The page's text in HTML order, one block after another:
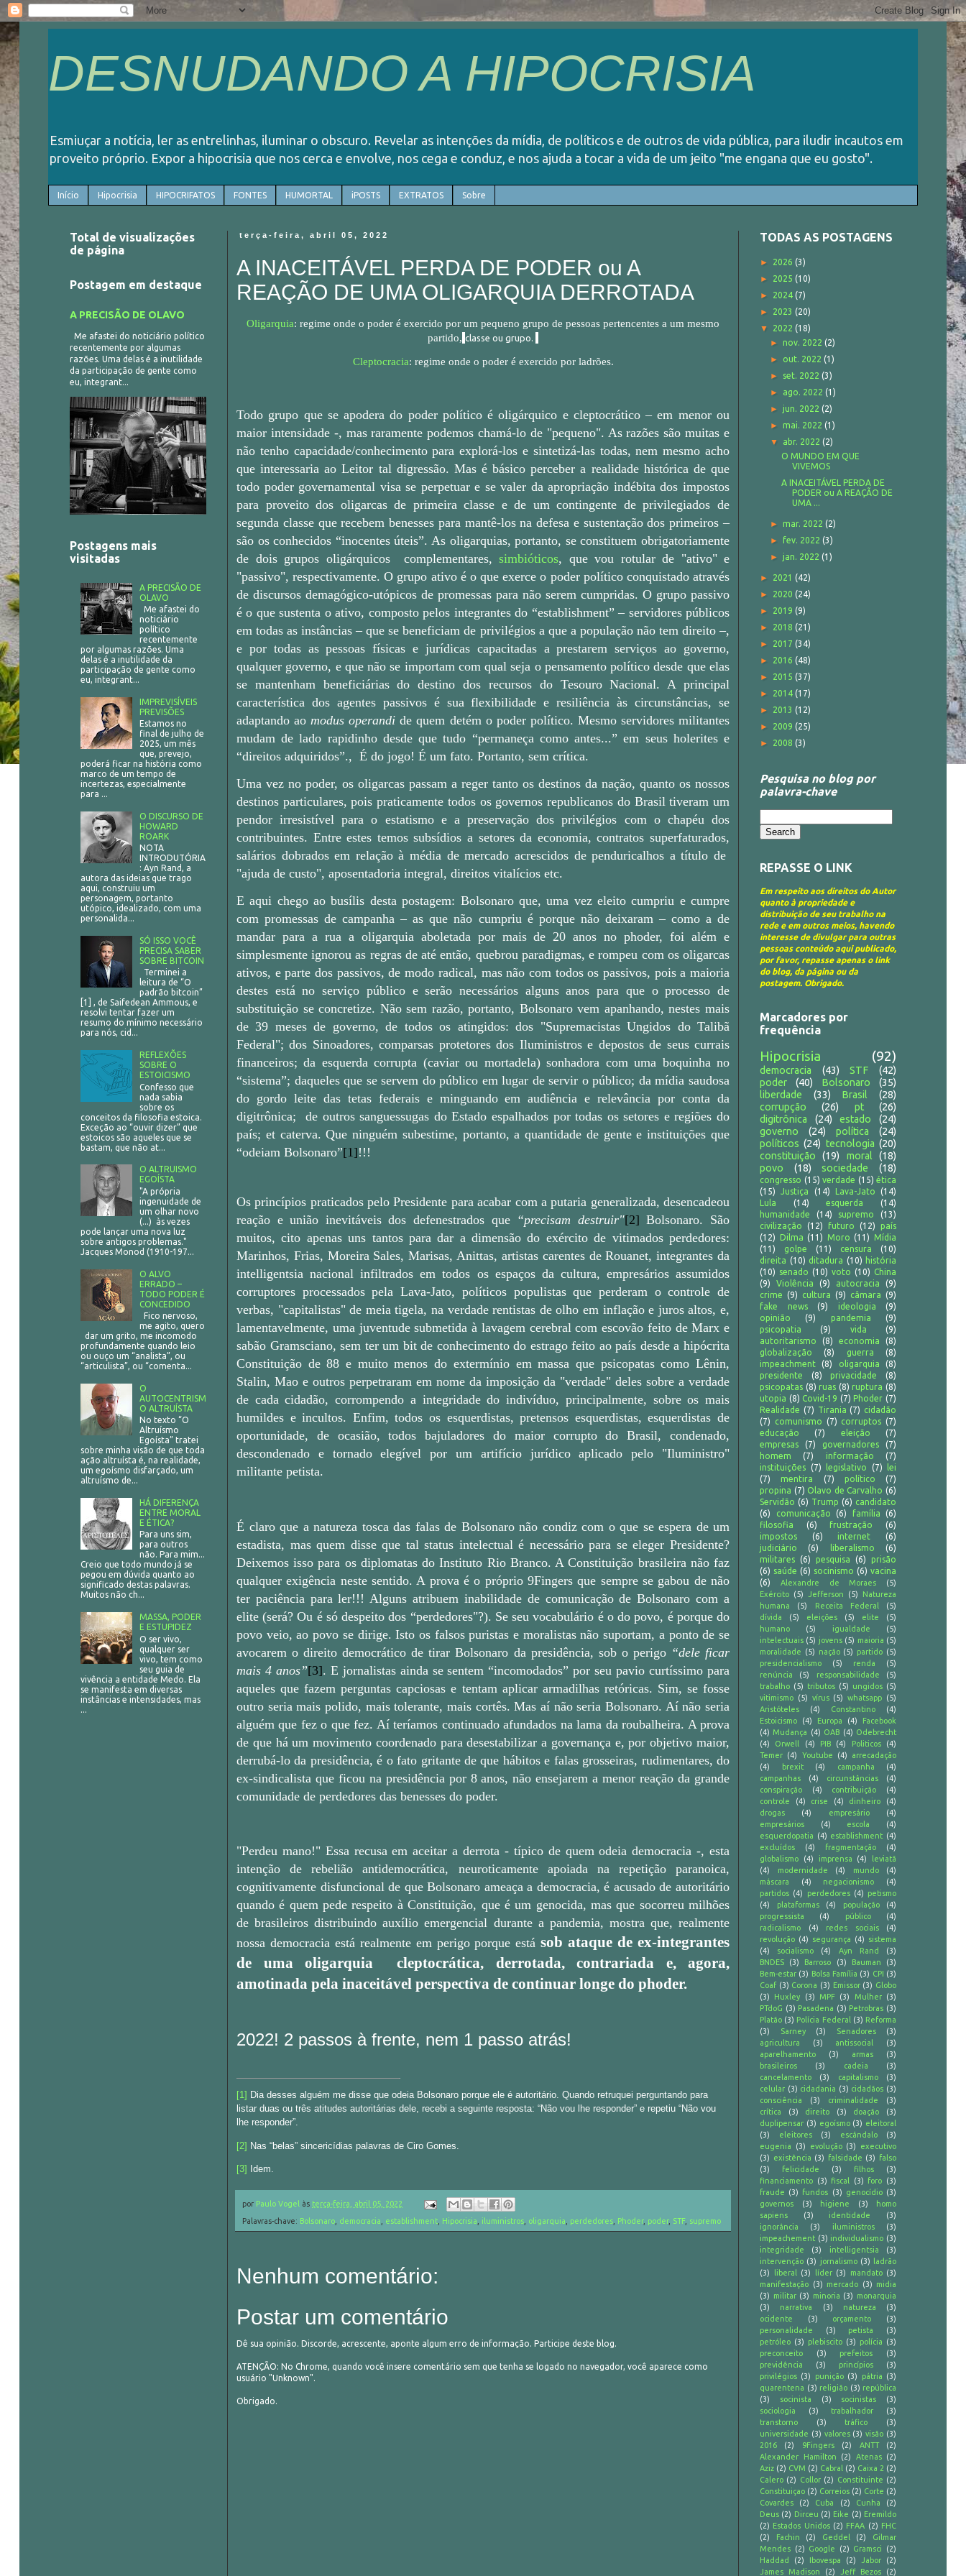
DESNUDANDO A HIPOCRISIA
Esmiuçar a notícia, ler as entrelinhas, iluminar o obscuro. Revelar as intenções da mídia, de políticos e de outros de vida pública, para iludir incautos em
proveito próprio. Expor a hipocrisia que nos cerca e envolve, nos cega e conduz, e nos ajuda a tocar a vida de um jeito "me engana que eu gosto".
Início Hipocrisia HIPOCRIFATOS FONTES HUMORTAL iPOSTS EXTRATOS Sobre
terça-feira, abril 05, 2022
A INACEITÁVEL PERDA DE PODER ou A
REAÇÃO DE UMA OLIGARQUIA DERROTADA
Oligarquia: regime onde o poder é exercido por um pequeno grupo de pessoas pertencentes a um mesmo
partido, classe ou grupo.
Cleptocracia: regime onde o poder é exercido por ladrões.
Todo grupo que se apodera do poder político é oligárquico e cleptocrático – em menor ou
maior intensidade -, mas raramente podemos chamá-lo de "pequeno". As razões são muitas e
não tenho capacidade/conhecimento para explorá-los e sintetizá-las todas, nem mesmo acho
que interessaria ao Leitor tal digressão. Mas é básico perceber a realidade histórica de que
todo poder governamental visa se perpetuar e se valer da apropriação indébita dos impostos
para proveito dos oligarcas de primeira classe e de um contingente de privilegiados de
segunda classe que recebem benesses para mantê-los na defesa e sustentação dos primeiros –
são os conhecidos “inocentes úteis”. As oligarquias, portanto, se constituem obrigatoriamente
de dois grupos oligárquicos
complementares, simbióticos, que vou rotular de "ativo" e
"passivo", respectivamente. O grupo ativo é o que exerce o poder político conquistado através
de discursos demagógico-utópicos de promessas para não serem cumpridas. O grupo passivo
é o que sustenta o ativo, composto pelos integrantes do “establishment” – servidores públicos
em todas as instâncias – que se beneficiam de privilégios a que a população não tem direito –,
e por todas as pessoas físicas e jurídicas capacitadas a prestarem serviços ao governo,
qualquer governo, e que não se importam com qual seja o pensamento político desde que elas
se mantenham beneficiárias do destino dos recursos do Tesouro Nacional. A principal
característica dos agentes passivos é sua flexibilidade e resiliência às circunstâncias, se
adaptando ao modus operandi de quem detém o poder político. Mesmo servidores militantes
mudam de lado rapidinho desde que tudo “permaneça como antes...” em seus holerites e
“direitos adquiridos”., É do jogo! É um fato. Portanto, sem crítica.
Uma vez no poder, os oligarcas passam a reger tanto os destinos da nação, quanto os nossos
destinos particulares, pois praticamente todos os governos republicanos do Brasil tiveram um
pendor irresistível para o estatismo e a preservação dos privilégios com o chapéu dos
contribuintes. Entre estes temos subsídios a setores da economia, contratos superfaturados,
salários dobrados em relação à média de mercado acrescidos de penduricalhos a título de
"ajuda de custo", aposentadoria integral, direitos vitalícios etc.
E aqui chego ao busílis desta postagem: Bolsonaro que, uma vez eleito cumpriu e cumpre
com promessas de campanha – as que não cumpriu é porque não deixaram – como a de
mandar para a rua a oligarquia aboletada por mais de 20 anos no phoder, foi além e
simplesmente ignorou as regras de até então, quebrou paradigmas, e rompeu com os oligarcas
ativos, e parte dos passivos, de modo radical, mas não com todos os passivos, pois a maioria
destes está no serviço público e serão necessários alguns anos para que o processo de
substituição se concretize. Não sem razão, portanto, Bolsonaro vem apanhando, nestes mais
de 39 meses de governo, de todos os atingidos: dos "Supremacistas Ungidos do Talibã
Federal"; dos Sinoadores, comparsas protetores dos Iluministros e depostos de seus currais
financeiros; da esquerda corrupta (caviar ou mortadela) sonhadora com uma boquinha no
“sistema”; daqueles que se servem do público em lugar de servir o público; da mídia saudosa
do gordo leite das tetas federais e minguando em audiência e relevância por conta da
digitrônica; de outros sanguessugas do Estado espalhados por todas os setores e regiões do
país; et caterva. Que ninguém subestime, portanto, a quantidade de gente e instituições que
“odeiam Bolsonaro”[1]!!!
Os princípios praticados pelo Presidente para acabar com a putaria generalizada, desencadeou
reação e união inevitáveis dos defenestrados que “precisam destruir"[2] Bolsonaro. São
muitos, cito apenas uns tantos para dar a dimensão do exército de vitimados perdedores:
Marinhos, Frias, Moreira Sales, Marisas, Anittas, artistas carentes de Rouanet, integrantes da
intelligentsia nacional infiltrados em todos os espaços da cultura, empresários assumidos
corruptores processados pela Lava-Jato, políticos populistas que perderam o controle de
verbas, "capitalistas" de meia tigela, na verdade rentistas de olho em inflação e juros altos, e,
lamentavelmente, uma juventude submetida à lavagem cerebral com escovão feito de Marx e
sabão Gramsciano, sem ter um bit de conhecimento do estrago feito ao país desde a hipócrita
Constituição de 88 e muito menos do extermínio em massa que psicopatas como Lênin,
Stalin, Mao e outros perpetraram em nome da imposição da "verdade" deles sobre a verdade
de cada cidadão, corrompendo a integridade do indivíduo, principalmente, sobre os mais
humildes e incultos. Enfim, todos os esquerdistas, pretensos esquerdistas, esquerdistas de
oportunidade, de ocasião, todos bajuladores do maior corrupto do Brasil, condenado,
descondenado e tornado elegível por um artifício jurídico aplicado pelo "Iluministro"
militante petista.
É claro que a natureza tosca das falas de Bolsonaro não condiz com o que se espera de um
estadista, mas quem disse que tal status intelectual é necessário para se eleger Presidente?
Deixemos isso para os diplomatas do Instituto Rio Branco. A Constituição brasileira não faz
qualquer exigência neste sentido. A prova é o próprio 9Fingers que sempre se gabou de não
ter paciência para ler!!! Alguns atribuem inabilidade de comunicação de Bolsonaro com a
elite (será? Ou é só despeito dos “perdedores"?). Se seu vocabulário é o do povo, é porque do
povo veio, ao povo se dirige. Isto os falsos puristas e moralistas não suportam, a ponto de se
avocarem o direito democrático de tirar Bolsonaro da presidência, sob o perigo “dele ficar
mais 4 anos”[3]. E jornalistas ainda se sentem “incomodados” por seu pavio curtíssimo para
aqueles que fazem perguntas capciosas e tentam aplicar armadilhas retóricas. Sim, se fosse
outro seria mais polido, mais tolerante, mais cortês. Mas aí não seria Bolsonaro. Aí não seria
alguém que fez o que fez. Aí teríamos continuado afundados na lama da roubalheira. A prova
de que há um movimento coordenado para desestabilizar a governança e, por objetivo maior,
derrubá-lo da presidência, é o fato gritante de que hábitos e falas grosseiras, rudimentares, do
ex-sindicalista que ficou na presidência por 8 anos, não ensejarem a menor reação da grande
comunidade de perdedores das benesses do poder.
"Perdeu mano!" Essa recusa em aceitar a derrota - típico de quem odeia democracia -, esta
intenção de rebelião antidemocrática, neuroticamente apoiada na repetição paranoica,
cognitivamente disfuncional de que Bolsonaro ameaça a democracia, é acusado de autoritário
quando é quem pede respeito à Constituição, que é um genocida, mas que socorreu milhões
de brasileiros distribuindo auxílio emergencial durante a pandemia, mostra que, realmente
nossa democracia está realmente em perigo porque estásob ataque de ex-integrantes
de uma oligarquia
cleptocrática, derrotada, contrariada e, agora,
amotinada pela inaceitável perspectiva de continuar longe do phoder.
2022! 2 passos à frente, nem 1 passo atrás!
[1] Dia desses alguém me disse que odeia Bolsonaro porque ele é autoritário. Quando retruquei perguntando para
listar duas ou três atitudes autoritárias dele, recebi a seguinte resposta: “Não vou lhe responder” e repetiu “Não vou
lhe responder”.
[2] Nas “belas” sincericídias palavras de Ciro Gomes.
[3] Idem.
por Paulo Vogel às terça-feira, abril 05, 2022
Palavras-chave: Bolsonaro democracia establishment Hipocrisia iluministros oligarquia perdedores Phoder, poder, STF, supremo
Nenhum comentário:
Postar um comentário
Dê sua opinião. Discorde, acrescente, aponte algum erro de informação. Participe deste blog.
ATENÇÃO: No Chrome, quando você insere comentário sem que tenha se logado no navegador, você aparece como
usuário "Unknown".
Obrigado.
Total de visualizações
de página
Postagem em destaque
A PRECISÃO DE OLAVO
Me afastei do noticiário político
recentemente por algumas
razões. Uma delas é a inutilidade
da participação de gente como
eu, integrant...
Postagens mais
visitadas
A PRECISÃO DE
OLAVO
Me afastei do
noticiário
político
recentemente
por algumas razões. Uma
delas é a inutilidade da
participação de gente como
eu, integrant...
IMPREVISÍVEIS
PREVISÕES
Estamos no
final de julho de
2025, um mês
que, prevejo,
poderá ficar na história como
marco de um tempo de
incertezas, especialmente
para ...
O DISCURSO DE
HOWARD
ROARK
NOTA
INTRODUTÓRIA
: Ayn Rand, a
autora das ideias que trago
aqui, construiu um
personagem, portanto
utópico, idealizado, com uma
personalida...
SÓ ISSO VOCÊ
PRECISA SABER
SOBRE BITCOIN
Terminei a
leitura de “O
padrão bitcoin”
[1] , de Saifedean Ammous, e
resolvi tentar fazer um
resumo do mínimo necessário
para nós, cid...
REFLEXÕES
SOBRE O
ESTOICISMO
Confesso que
nada sabia
sobre os
conceitos da filosofia estoica.
Exceção ao “ouvir dizer” que
estoicos são aqueles que se
bastam, que não at...
O ALTRUISMO
EGOÍSTA
"A própria
ingenuidade de
um olhar novo
(...) às vezes
pode lançar uma nova luz
sobre antigos problemas."
Jacques Monod (1910-197...
O ALVO
ERRADO –
TODO PODER É
CONCEDIDO
Fico nervoso,
me agito, quero
dar um grito, me incomodo
profundamente quando leio
ou ouço um “analista”, ou
“articulista”, ou “comenta...
O
AUTOCENTRISM
O ALTRUÍSTA
No texto “O
Altruísmo
Egoísta” tratei
sobre minha visão de que toda
ação altruísta é, na realidade,
um egoísmo disfarçado, um
altruísmo de...
HÁ DIFERENÇA
ENTRE MORAL
E ÉTICA?
Para uns sim,
para outros
não. Para mim...
Creio que todo mundo já se
pegou em dúvida quanto ao
significado destas palavras.
Muitos não ch...
MASSA, PODER
E ESTUPIDEZ
O ser vivo,
qualquer ser
vivo, tem como
seu guia de
vivência a entidade Medo. Ela
se manifesta em diversas
instâncias e intensidades, mas
TODAS AS POSTAGENS
► 2026 (3)
► 2025 (10)
► 2024 (7)
► 2023 (20)
▼ 2022 (18)
►nov. 2022(2)
► out. 2022(1)
► set. 2022(3)
► ago. 2022(1)
►jun. 2022(2)
►mai. 2022(1)
▼ abr. 2022(2)
O MUNDO EM QUE
VIVEMOS
A INACEITÁVEL PERDA DE
PODER ou A REAÇÃO DE
UMA ...
►mar. 2022(2)
► fev. 2022(3)
►jan. 2022(1)
► 2021 (42)
► 2020 (24)
► 2019 (9)
► 2018 (21)
► 2017 (34)
► 2016 (48)
► 2015 (37)
► 2014 (17)
► 2013 (12)
► 2009 (25)
► 2008 (3)
Pesquisa no blog por
palavra-chave
REPASSE O LINK
Em respeito aos direitos do Autor
quanto à propriedade e
distribuição de seu trabalho na
rede e em outros meios, havendo
interesse de divulgar para outras
pessoas conteúdo aqui publicado,
por favor, repasse apenas o link
do blog, da página ou da
postagem. Obrigado.
Marcadores por
frequência
Hipocrisia (92)
democracia (43) STF
(42)
poder
(40) Bolsonaro
(35)
liberdade
(33) Brasil
(28)
corrupção
(26) pt
(26)
digitrônica
(24) estado
(24)
governo
(24) política
(24)
políticos (24) tecnologia (20)
constituição
(19) moral
(18)
povo
(18) sociedade (18)
congresso (15) verdade (15) ética
(15)
Justiça (14) Lava-Jato
(14)
Lula
(14) esquerda
(14)
humanidade
(14) supremo
(13)
civilização
(12) futuro (12)
país
(12)
Dilma (11) Moro (11) Mídia
(11)
golpe (11) censura
(10)
direita (10) ditadura (10) história
(10) senado (10) voto (10) China
(9)
Violência (9) autocracia
(9)
crime (9) cultura (9) câmara (9)
fake news
(9) ideologia
(9)
opinião
(9) pandemia
(9)
psicopatia
(9) vida
(9)
autoritarismo
(8) economia
(8)
globalização
(8) guerra
(8)
impeachment
(8) oligarquia
(8)
presidente
(8) privacidade
(8)
psicopatas (8) ruas (8) ruptura (8)
utopia (8) Covid-19 (7) Phoder (7)
Realidade (7) Tirania (7) cidadão
(7)
comunismo (7) corruptos (7)
educação
(7) eleição
(7)
empresas
(7) governadores
(7)
homem
(7) informação
(7)
instituições (7) legislativo (7)
lei
(7)
mentira (7) político
(7)
propina (7) Olavo de Carvalho (6)
Servidão (6) Trump (6) candidato
(6)
comunicação (6) família
(6)
filosofia
(6) frustração
(6)
impostos
(6) internet
(6)
judiciário
(6) liberalismo
(6)
militares (6) pesquisa (6)
prisão
(6) saúde (6) socinismo (6) vacina
(6)
Alexandre de Moraes
(5)
Exército (5) Jefferson (5)
Natureza
humana
(5) Receita Federal
(5)
dívida
(5) eleições (5) elite
(5)
humano
(5) igualdade
(5)
intelectuais (5) jovens (5) maioria (5)
moralidade (5) nação (5) partido (5)
presidencialismo
(5) renda
(5)
renúncia
(5) responsabilidade
(5)
trabalho (5) tributos (5) ungidos (5)
vitimismo (5) vírus (5) whatsapp (5)
Aristóteles
(4) Constantino
(4)
Estoicismo
(4) Europa (4)
Facebook
(4) Mudança (4) OAB (4) Odebrecht
(4)
Orwell (4) PIB (4) Politicos
(4)
Temer (4) Youtube (4)
arrecadação
(4)
brexit (4) campanha
(4)
campanhas
(4) circunstâncias
(4)
conspiração
(4) contribuição
(4)
controle
(4) crise (4) dinheiro
(4)
drogas
(4) empresário
(4)
empresários
(4) escola
(4)
esquerdopatia (4) establishment (4)
excluídos
(4) fragmentação
(4)
globalismo
(4) imprensa (4)
leviatã
(4)
modernidade (4) mundo
(4)
máscara
(4) negacionismo
(4)
partidos (4) perdedores (4) petismo
(4)
plataformas (4) população
(4)
progressista
(4) público
(4)
radicalismo
(4) redes sociais
(4)
revolução (4) segurança (4) sistema
(4)
socialismo (4) Ayn Rand
(3)
BNDES
(3) Barroso (3) Bauman
(3)
Bem-estar (3) Bolsa Família (3) CPI (3)
Coaf (3) Corona (3) Emissor (3) Globo
(3)
Huxley (3) MPF (3) Mulher
(3)
PTdoG (3) Pasadena (3) Petrobras (3)
Platão (3) Polícia Federal (3) Reforma
(3)
Sarney (3) Senadores
(3)
agricultura
(3) antissocial
(3)
aparelhamento
(3) armas
(3)
brasileiros
(3) cadeia
(3)
cancelamento
(3) capitalismo
(3)
celular (3) cidadania (3) cidadãos (3)
consciência
(3) criminalidade
(3)
crítica
(3) direito (3) doação
(3)
duplipensar (3) egoísmo (3) eleitoral
(3)
eleitores (3) escândalo
(3)
eugenia
(3) evolução (3)
executivo
(3) existência (3) falsidade (3)
falso
(3)
felicidade (3) filhos
(3)
financiamento (3) fiscal (3) foro (3)
fraude (3) fundos (3) genocídio (3)
governos
(3) higiene (3)
homo
sapiens
(3) identidade
(3)
ignorância
(3) iluministros
(3)
impeachement (3) individualismo (3)
integridade
(3) intelligentsia
(3)
intervenção (3) jornalismo (3)
ladrão
(3)
liberal (3) líder (3) mandato (3)
manifestação (3) mercado (3) midia
(3) militar (3) minoria (3) monarquia
(3)
narrativa (3) natureza
(3)
ocidente
(3) orçamento
(3)
personalidade
(3) petista
(3)
petróleo (3) plebiscito (3) polícia (3)
preconceito
(3) prefeitos
(3)
previdência
(3) princípios
(3)
privilégios (3) punição (3) pátria (3)
quarentena (3) religião (3) república
(3)
socinista (3) socinistas
(3)
sociologia
(3) trabalhador
(3)
transtorno
(3) tráfico
(3)
universidade (3) valores (3) visão (3)
2016
(2) 9Fingers (2) ANTT
(2)
Alexander Hamilton
(2) Atenas
(2)
Aziz (2) CVM (2) Cabral (2) Caixa 2 (2)
Calero (2) Collor (2) Constituinte (2)
Constituiçao (2) Correios (2) Corte (2)
Covardes
(2) Cuba (2) Cunha
(2)
Deus (2) Dirceu (2) Eike (2) Eremildo
(2) Estados Unidos (2) FFAA (2) FHC
(2)
Fachin (2) Geddel (2)
Gilmar
Mendes (2) Google (2) Gramsci
(2)
Haddad
(2) Ibovespa (2) Jabor
(2)
James Madison
(2) Jeff Bezos (2)